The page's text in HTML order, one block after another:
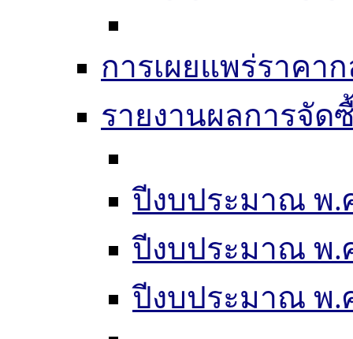
การเผยแพร่ราคา
รายงานผลการจัด
ปีงบประมาณ พ.
ปีงบประมาณ พ.
ปีงบประมาณ พ.